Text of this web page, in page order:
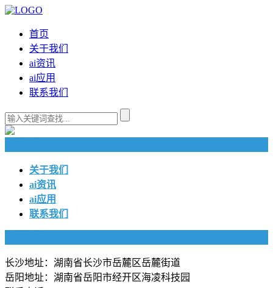
首页
关于我们
ai资讯
ai应用
联系我们
关于我们
ai资讯
ai应用
联系我们
长沙地址：湖南省长沙市岳麓区岳麓街道
岳阳地址：湖南省岳阳市经开区海凌科技园